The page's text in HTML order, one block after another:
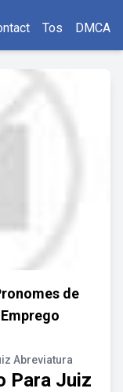
Tos DMCA
de
Abreviatura
Para Juiz